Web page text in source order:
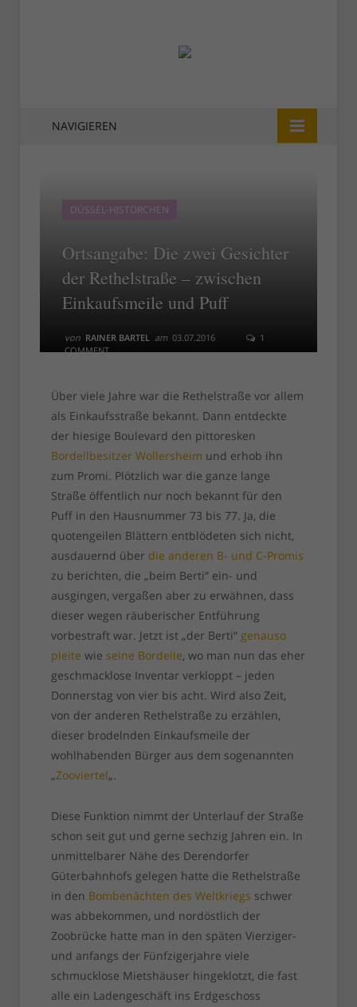
NAVIGIEREN
DÜSSEL-HISTÖRCHEN
Ortsangabe: Die zwei Gesichter
der Rethelstraße – zwischen
Einkaufsmeile und Puff
von RAINER BARTEL am 03.07.2016
1
COMMENT
Über viele Jahre war die Rethelstraße vor allem
als Einkaufsstraße bekannt. Dann entdeckte
der hiesige Boulevard den pittoresken
Bordellbesitzer Wollersheim und erhob ihn
zum Promi. Plötzlich war die ganze lange
Straße öffentlich nur noch bekannt für den
Puff in den Hausnummer 73 bis 77. Ja, die
quotengeilen Blättern entblödeten sich nicht,
ausdauernd über die anderen B- und C-Promis
zu berichten, die „beim Berti“ ein- und
ausgingen, vergaßen aber zu erwähnen, dass
dieser wegen räuberischer Entführung
vorbestraft war. Jetzt ist „der Berti“ genauso
pleite wie seine Bordelle, wo man nun das eher
geschmacklose Inventar verkloppt – jeden
Donnerstag von vier bis acht. Wird also Zeit,
von der anderen Rethelstraße zu erzählen,
dieser brodelnden Einkaufsmeile der
wohlhabenden Bürger aus dem sogenannten
„Zooviertel„.
Diese Funktion nimmt der Unterlauf der Straße
schon seit gut und gerne sechzig Jahren ein. In
unmittelbarer Nähe des Derendorfer
Güterbahnhofs gelegen hatte die Rethelstraße
in den Bombenächten des Weltkriegs schwer
was abbekommen, und nordöstlich der
Zoobrücke hatte man in den späten Vierziger-
und anfangs der Fünfzigerjahre viele
schmucklose Mietshäuser hingeklotzt, die fast
alle ein Ladengeschäft ins Erdgeschoss